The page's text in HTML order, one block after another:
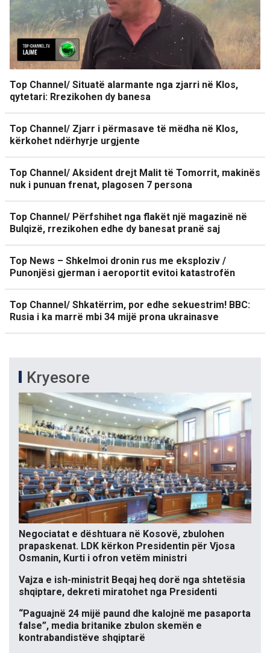
Top Channel/ Situatë alarmante nga zjarri në Klos,
qytetari: Rrezikohen dy banesa
Top Channel/ Zjarr i përmasave të mëdha në Klos,
kërkohet ndërhyrje urgjente
Top Channel/ Aksident drejt Malit të Tomorrit, makinës
nuk i punuan frenat, plagosen 7 persona
Top Channel/ Përfshihet nga flakët një magazinë në
Bulqizë, rrezikohen edhe dy banesat pranë saj
Top News – Shkelmoi dronin rus me eksploziv /
Punonjësi gjerman i aeroportit evitoi katastrofën
Top Channel/ Shkatërrim, por edhe sekuestrim! BBC:
Rusia i ka marrë mbi 34 mijë prona ukrainasve
Kryesore
Negociatat e dështuara në Kosovë, zbulohen
prapaskenat. LDK kërkon Presidentin për Vjosa
Osmanin, Kurti i ofron vetëm ministri
Vajza e ish-ministrit Beqaj heq dorë nga shtetësia
shqiptare, dekreti miratohet nga Presidenti
“Paguajnë 24 mijë paund dhe kalojnë me pasaporta
false”, media britanike zbulon skemën e
kontrabandistëve shqiptarë